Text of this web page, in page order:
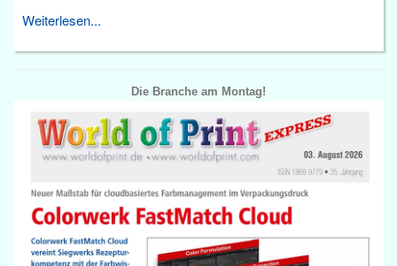
Weiterlesen...
Die Branche am Montag!